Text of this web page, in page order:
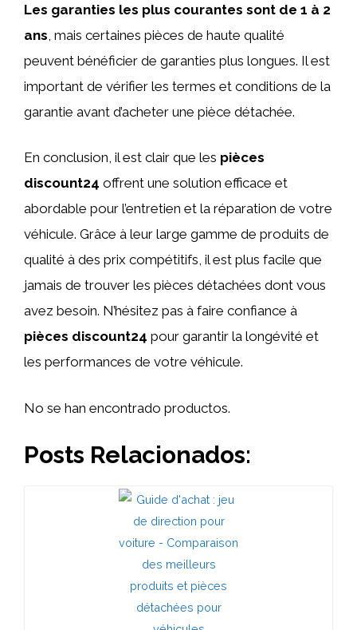
Les garanties les plus courantes sont de 1 à 2
ans , mais certaines pièces de haute qualité
peuvent bénéficier de garanties plus longues. Il est
important de vérifier les termes et conditions de la
garantie avant d’acheter une pièce détachée.
En conclusion, il est clair que les pièces
discount24 offrent une solution efficace et
abordable pour l’entretien et la réparation de votre
véhicule. Grâce à leur large gamme de produits de
qualité à des prix compétitifs, il est plus facile que
jamais de trouver les pièces détachées dont vous
avez besoin. N’hésitez pas à faire confiance à
pièces discount24 pour garantir la longévité et
les performances de votre véhicule.
No se han encontrado productos.
Posts Relacionados: